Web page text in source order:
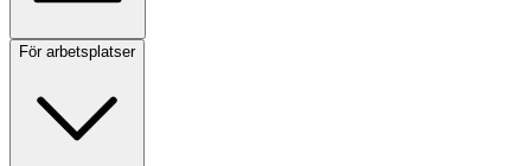
För arbetsplatser